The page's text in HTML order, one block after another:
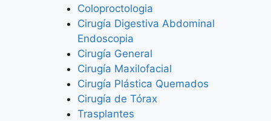
Coloproctologia
Cirugía Digestiva Abdominal
Endoscopia
Cirugía General
Cirugía Maxilofacial
Cirugía Plástica Quemados
Cirugía de Tórax
Trasplantes